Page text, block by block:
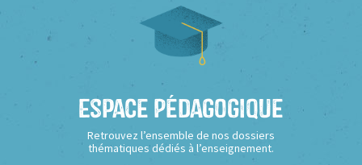
Espace Pédagogique
Retrouvez l’ensemble de nos dossiers
thématiques dédiés à l’enseignement.